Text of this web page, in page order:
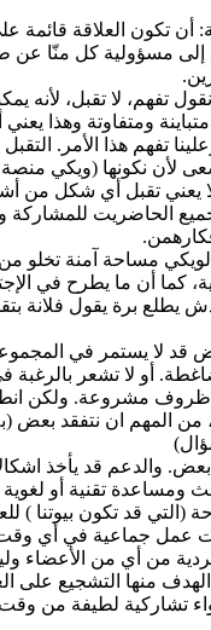
أن تكون العلاقة قائمة
إلى مسؤولية كل منّا عن
تفهم، لا تقبل، لأنه
ومتفاوتة وهذا يعني
تفهم هذا الأمر.
نسعى لأن نكونها (ويكي
يعني تقبل أي شكل من
الحاضريت للمشاركة
مساحة آمنة تخلو
كما أن ما يطرح في
يطلع برة يقول فلانة
قد لا يستمر في
أو لا تشعر بالرغبة
ظروف مشروعة. ولكن
المهم ان نتفقد بعض
والدعم قد يأخذ
ومساعدة تقنية أو
(التي قد تكون بيوتنا )
عمل جماعية في أي
من أي من الأعضاء
الهدف منها التشجيع على
تشاركية لطيفة من